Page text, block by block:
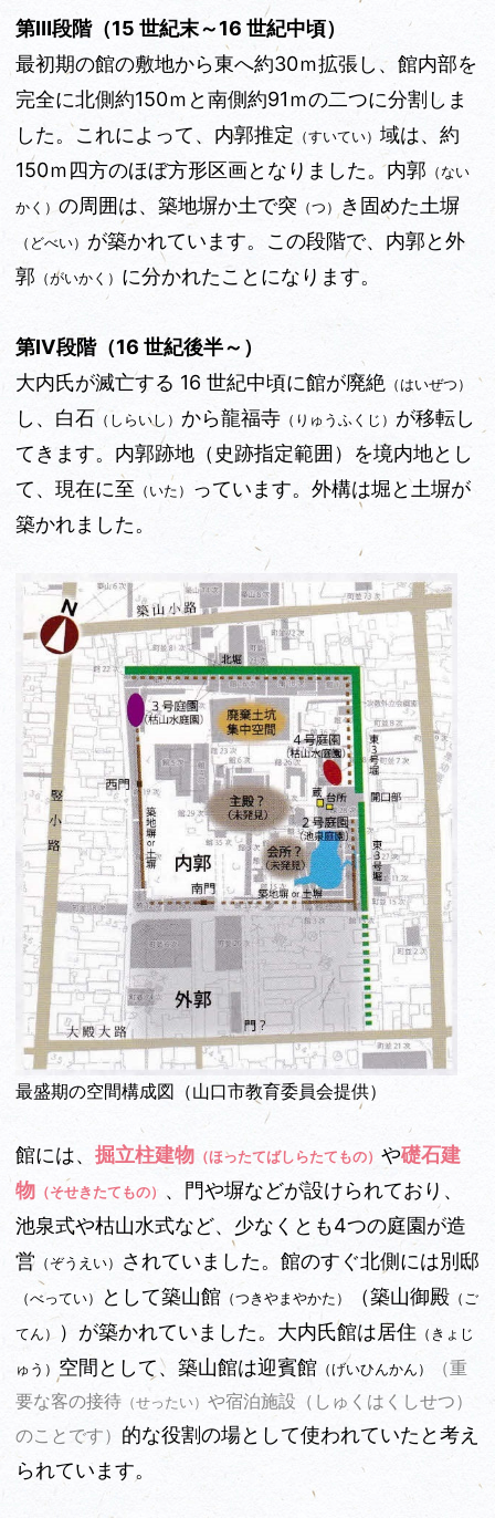
第Ⅲ段階（15 世紀末～16 世紀中頃）
最初期の館の敷地から東へ約30ｍ拡張し、館内部を
完全に北側約150ｍと南側約91ｍの二つに分割しま
した。これによって、内郭推定
（すいてい） 域は、約
150ｍ四方のほぼ方形区画となりました。内郭 （ない
かく） の周囲は、築地塀か土で突 （つ） き固めた土塀
（どべい） が築かれています。この段階で、内郭と外
郭 （がいかく） に分かれたことになります。
第Ⅳ段階（16 世紀後半～）
大内氏が滅亡する 16 世紀中頃に館が廃絶 （はいぜつ）
し、白石 （しらいし） から龍福寺 （りゅうふくじ）が移転し
てきます。内郭跡地（史跡指定範囲）を境内地とし
て、現在に至 （いた）
っています。外構は堀と土塀が
築かれました。
最盛期の空間構成図（山口市教育委員会提供）
館には、 掘立柱建物 （ほったてばしらたてもの） や礎石建
物 （そせきたてもの） 、門や塀などが設けられており、
池泉式や枯山水式など、少なくとも4つの庭園が造
営 （ぞうえい） されていました。館のすぐ北側には別邸
（べってい） として築山館 （つきやまやかた） （築山御殿 （ご
てん） ）が築かれていました。大内氏館は居住 （きょじ
ゅう） 空間として、築山館は迎賓館 （げいひんかん）
（重
要な客の接待 （せったい） や宿泊施設 （しゅくはくしせつ）
のことです） 的な役割の場として使われていたと考え
られています。